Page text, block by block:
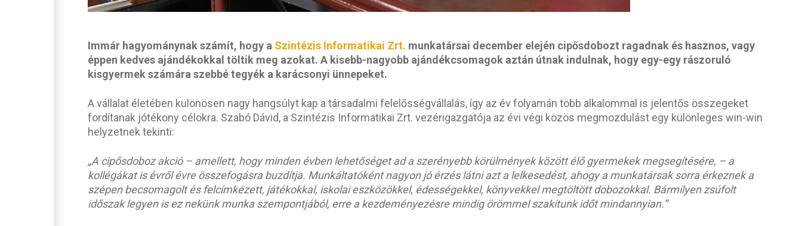
Immár hagyománynak számít, hogy a Szintézis Informatikai Zrt. munkatársai december elején cipősdobozt ragadnak és hasznos, vagy
éppen kedves ajándékokkal töltik meg azokat. A kisebb-nagyobb ajándékcsomagok aztán útnak indulnak, hogy egy-egy rászoruló
kisgyermek számára szebbé tegyék a karácsonyi ünnepeket.
A vállalat életében különösen nagy hangsúlyt kap a társadalmi felelősségvállalás, így az év folyamán több alkalommal is jelentős összegeket
fordítanak jótékony célokra. Szabó Dávid, a Szintézis Informatikai Zrt. vezérigazgatója az évi végi közös megmozdulást egy különleges win-win
helyzetnek tekinti:
„A cipősdoboz akció – amellett, hogy minden évben lehetőséget ad a szerényebb körülmények között élő gyermekek megsegítésére, – a
kollégákat is évről évre összefogásra buzdítja. Munkáltatóként nagyon jó érzés látni azt a lelkesedést, ahogy a munkatársak sorra érkeznek a
szépen becsomagolt és felcímkézett, játékokkal, iskolai eszközökkel, édességekkel, könyvekkel megtöltött dobozokkal. Bármilyen zsúfolt
időszak legyen is ez nekünk munka szempontjából, erre a kezdeményezésre mindig örömmel szakítunk időt mindannyian.”